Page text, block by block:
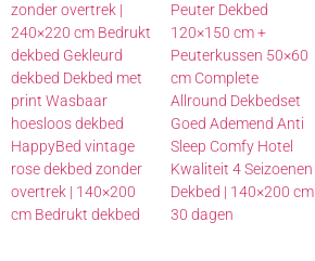
zonder overtrek |
240×220 cm Bedrukt
dekbed Gekleurd
dekbed Dekbed met
print Wasbaar
hoesloos dekbed
HappyBed vintage
rose dekbed zonder
overtrek | 140×200
cm Bedrukt dekbed
Peuter Dekbed
120×150 cm +
Peuterkussen 50×60
cm Complete
Allround Dekbedset
Goed Ademend Anti
Sleep Comfy Hotel
Kwaliteit 4 Seizoenen
Dekbed | 140×200 cm
30 dagen